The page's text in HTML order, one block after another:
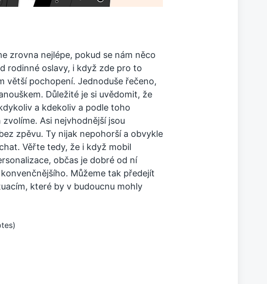
zrovna nejlépe, pokud se nám něco
rodinné oslavy, i když zde pro to
větší pochopení. Jednoduše řečeno,
Důležité je si uvědomit, že
a kdekoliv a podle toho
Asi nejvhodnější jsou
zpěvu. Ty nijak nepohorší a obvykle
Věřte tedy, že i když mobil
občas je dobré od ní
Můžeme tak předejít
které by v budoucnu mohly